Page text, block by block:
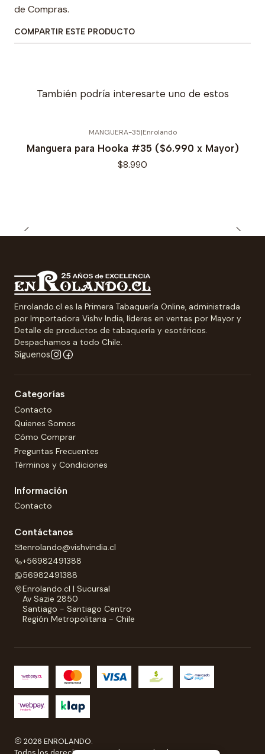
de Compras.
COMPARTIR ESTE PRODUCTO
También podría interesarte uno de estos
MANGUERA-35|Enrolando
Manguera para Hooka #35 ($6.990 x Mayor)
$8.990
Enrolando.cl es la Primera Tabaquería Online, administrada
por Importadora Vishv India, líderes en ventas por Mayor y
Detalle de productos de tabaquería y esotéricos.
Despachamos a todo Chile.
Síguenos
Categorías
Contacto
Quienes Somos
Cómo Comprar
Preguntas Frecuentes
Términos y Condiciones
Información
Contacto
Contáctanos
enrolando@vishvindia.cl
+56982491388
56982491388
Enrolando.cl | Sucursal
Av Sazie 2850
Santiago - Santiago Centro
Región Metropolitana - Chile
2026 ENROLANDO.